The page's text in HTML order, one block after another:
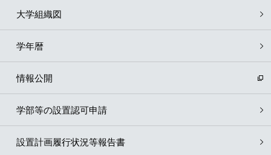
大学組織図
学年暦
情報公開
学部等の設置認可申請
設置計画履行状況等報告書